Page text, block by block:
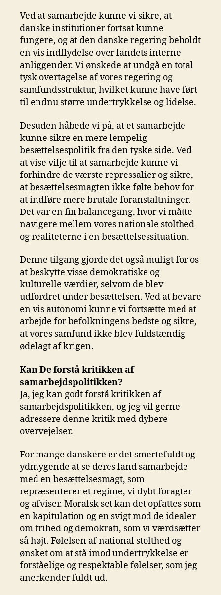
Ved at samarbejde kunne vi sikre, at
danske institutioner fortsat kunne
fungere, og at den danske regering beholdt
en vis indflydelse over landets interne
anliggender. Vi ønskede at undgå en total
tysk overtagelse af vores regering og
samfundsstruktur, hvilket kunne have ført
til endnu større undertrykkelse og lidelse.
Desuden håbede vi på, at et samarbejde
kunne sikre en mere lempelig
besættelsespolitik fra den tyske side. Ved
at vise vilje til at samarbejde kunne vi
forhindre de værste repressalier og sikre,
at besættelsesmagten ikke følte behov for
at indføre mere brutale foranstaltninger.
Det var en fin balancegang, hvor vi måtte
navigere mellem vores nationale stolthed
og realiteterne i en besættelsessituation.
Denne tilgang gjorde det også muligt for os
at beskytte visse demokratiske og
kulturelle værdier, selvom de blev
udfordret under besættelsen. Ved at bevare
en vis autonomi kunne vi fortsætte med at
arbejde for befolkningens bedste og sikre,
at vores samfund ikke blev fuldstændig
ødelagt af krigen.
Kan De forstå kritikken af
samarbejdspolitikken?
Ja, jeg kan godt forstå kritikken af
samarbejdspolitikken, og jeg vil gerne
adressere denne kritik med dybere
overvejelser.
For mange danskere er det smertefuldt og
ydmygende at se deres land samarbejde
med en besættelsesmagt, som
repræsenterer et regime, vi dybt foragter
og afviser. Moralsk set kan det opfattes som
en kapitulation og en svigt mod de idealer
om frihed og demokrati, som vi værdsætter
så højt. Følelsen af national stolthed og
ønsket om at stå imod undertrykkelse er
forståelige og respektable følelser, som jeg
anerkender fuldt ud.